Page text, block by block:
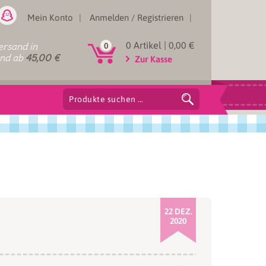
Mein Konto Anmelden / Registrieren
0 0 Artikel | 0,00 €
Zur Kasse
in
ab 45,00 €
Suchen
nach:
22 DEZ.
2020